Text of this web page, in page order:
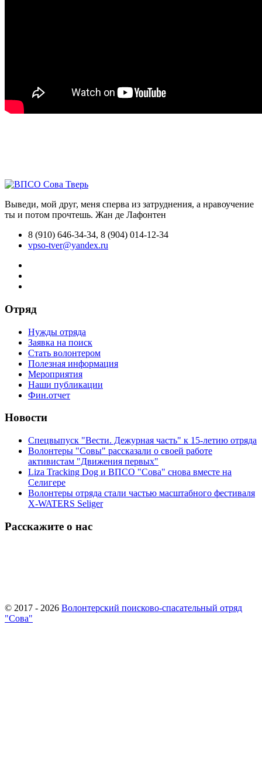
Выведи, мой друг, меня сперва из затруднения, а нравоучение
ты и потом прочтешь. Жан де Лафонтен
8 (910) 646-34-34, 8 (904) 014-12-34
vpso-tver@yandex.ru
Отряд
Нужды отряда
Заявка на поиск
Стать волонтером
Полезная информация
Мероприятия
Наши публикации
Фин.отчет
Новости
Спецвыпуск "Вести. Дежурная часть" к 15-летию отряда
Волонтеры "Совы" рассказали о своей работе
активистам "Движения первых"
Liza Tracking Dog и ВПСО "Сова" снова вместе на
Селигере
Волонтеры отряда стали частью масштабного фестиваля
X-WATERS Seliger
Расскажите о нас
© 2017 - 2026 Волонтерский поисково-спасательный отряд
"Сова"